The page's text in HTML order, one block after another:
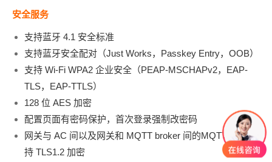
安全服务
支持蓝牙 4.1 安全标准
支持蓝牙安全配对（Just Works，Passkey Entry，OOB）
支持 Wi-Fi WPA2 企业安全（PEAP-MSCHAPv2，EAP-
TLS，EAP-TTLS）
128 位 AES 加密
配置页面有密码保护，首次登录强制改密码
网关与 AC 间以及网关和 MQTT broker 间的MQTT 通讯支
持 TLS1.2 加密